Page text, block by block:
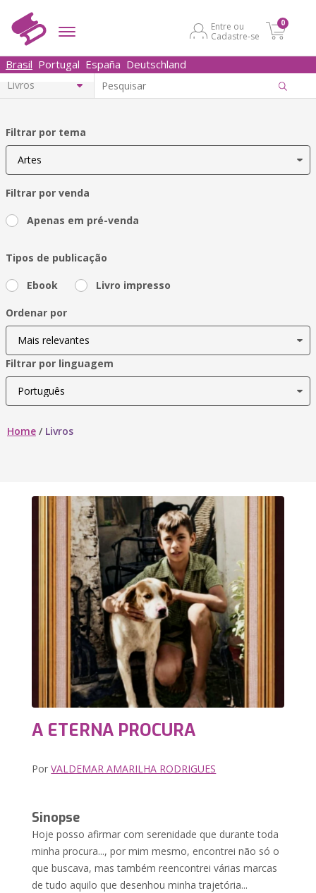
Entre ou
Cadastre-se
0
Brasil Portugal España Deutschland
Filtrar por tema
Filtrar por venda
Apenas em pré-venda
Tipos de publicação
Ebook Livro impresso
Ordenar por
Filtrar por linguagem
Home / Livros
A ETERNA PROCURA
PorVALDEMAR AMARILHA RODRIGUES
Sinopse
Hoje posso afirmar com serenidade que durante toda
minha procura..., por mim mesmo, encontrei não só o
que buscava, mas também reencontrei várias marcas
de tudo aquilo que desenhou minha trajetória...